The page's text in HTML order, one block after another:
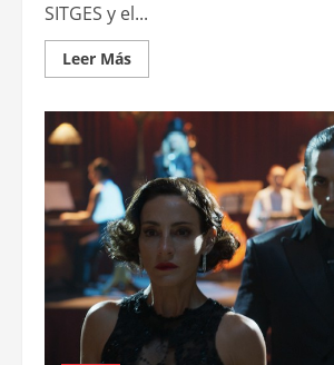
SITGES y el...
Leer MásLeer
más
Auxilio,
de
Tamae
Garateguy,
se
estrenará
el
19
de
octubre